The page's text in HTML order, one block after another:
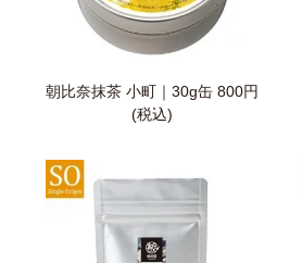
朝比奈抹茶 小町｜30g缶800円
(税込)